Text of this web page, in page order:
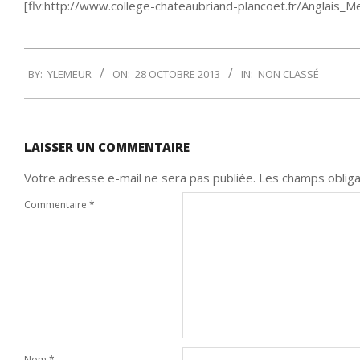
[flv:http://www.college-chateaubriand-plancoet.fr/
10-
28
BY: YLEMEUR ON: 28 OCTOBRE 2013 IN: NON CLASSÉ
LAISSER UN COMMENTAIRE
Votre adresse e-mail ne sera pas publiée. Les champs
Commentaire *